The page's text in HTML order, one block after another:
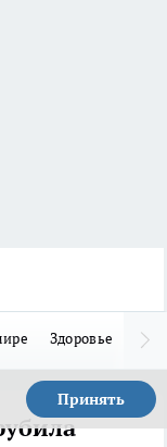
Здоровье
Принять